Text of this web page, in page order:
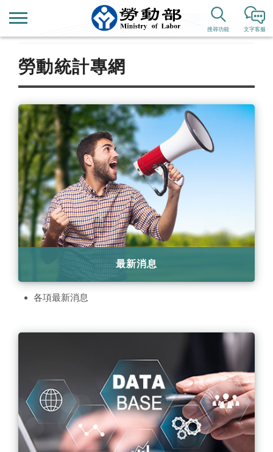
文字客服
搜尋功能
勞動統計專網
最新消息
各項最新消息